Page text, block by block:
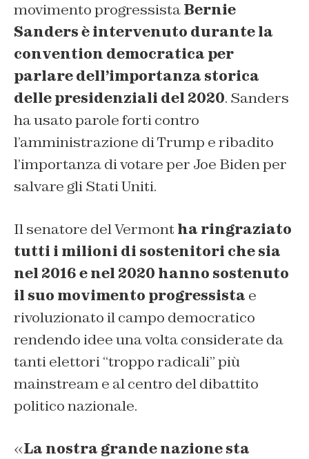
movimento progressistaBernie
Sanders è intervenuto durante la
convention democratica per
parlare dell’importanza storica
delle presidenziali del 2020. Sanders
ha usato parole forti contro
l’amministrazione di Trump e ribadito
l’importanza di votare per Joe Biden per
salvare gli Stati Uniti.
Il senatore del Vermont ha ringraziato
tutti i milioni di sostenitori che sia
nel 2016 e nel 2020 hanno sostenuto
il suo movimento progressista e
rivoluzionato il campo democratico
rendendo idee una volta considerate da
tanti elettori “troppo radicali” più
mainstream e al centro del dibattito
politico nazionale.
«La nostra grande nazione sta